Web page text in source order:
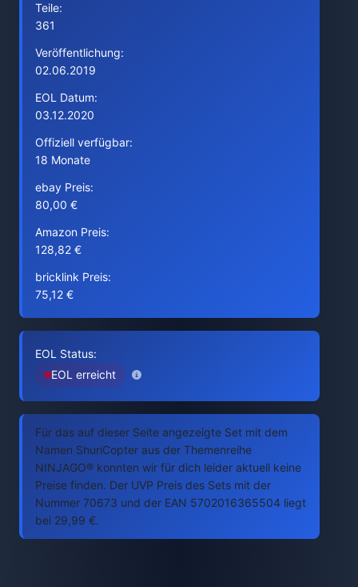
Teile:
361
Veröffentlichung:
02.06.2019
EOL Datum:
03.12.2020
Offiziell verfügbar:
18 Monate
ebay Preis:
80,00 €
Amazon Preis:
128,82 €
bricklink Preis:
75,12 €
EOL Status:
EOL erreicht
Für das auf dieser Seite angezeigte Set mit dem
Namen ShuriCopter aus der Themenreihe
NINJAGO® konnten wir für dich leider aktuell keine
Preise finden. Der UVP Preis des Sets mit der
Nummer 70673 und der EAN 5702016365504 liegt
bei 29,99 €.